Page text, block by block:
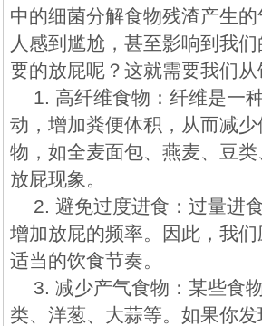
中的细菌分解食物残渣产生
人感到尴尬，甚至影响到我
要的放屁呢？这就需要我们从
1. 高纤维食物：纤维是一
动，增加粪便体积，从而减
物，如全麦面包、燕麦、豆
放屁现象。
2. 避免过度进食：过量进
增加放屁的频率。因此，我
适当的饮食节奏。
3. 减少产气食物：某些食
类、洋葱、大蒜等。如果你